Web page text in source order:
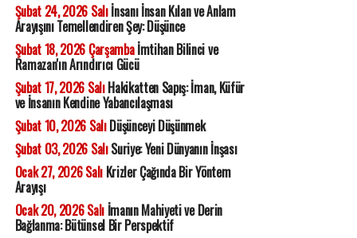
Şubat 24, 2026 Salıİnsanı İnsan Kılan ve Anlam
Arayışını Temellendiren Şey: Düşünce
Şubat 18, 2026 Çarşambaİmtihan Bilinci ve
Ramazan'ın Arındırıcı Gücü
Şubat 17, 2026 SalıHakikatten Sapış: İman, Küfür
ve İnsanın Kendine Yabancılaşması
Şubat 10, 2026 SalıDüşünceyi Düşünmek
Şubat 03, 2026 SalıSuriye: Yeni Dünyanın İnşası
Ocak 27, 2026 SalıKrizler Çağında Bir Yöntem
Arayışı
Ocak 20, 2026 Salıİmanın Mahiyeti ve Derin
Bağlanma: Bütünsel Bir Perspektif